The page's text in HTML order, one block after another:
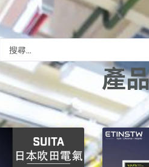
Search
產